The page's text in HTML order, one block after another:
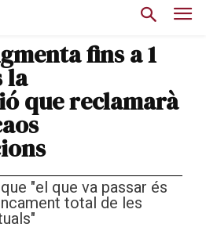
fins a 1
la
que reclamarà
"el que va passar és
total de les